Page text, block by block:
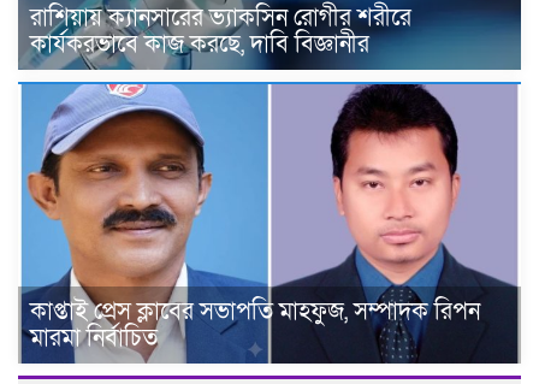
রাশিয়ায় ক্যানসারের ভ্যাকসিন রোগীর শরীরে
কার্যকরভাবে কাজ করছে, দাবি বিজ্ঞানীর
কাপ্তাই প্রেস ক্লাবের সভাপতি মাহফুজ, সম্পাদক রিপন
মারমা নির্বাচিত